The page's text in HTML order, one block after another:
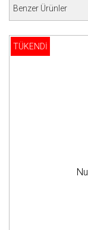
Benzer Ürünler
TÜKENDİ